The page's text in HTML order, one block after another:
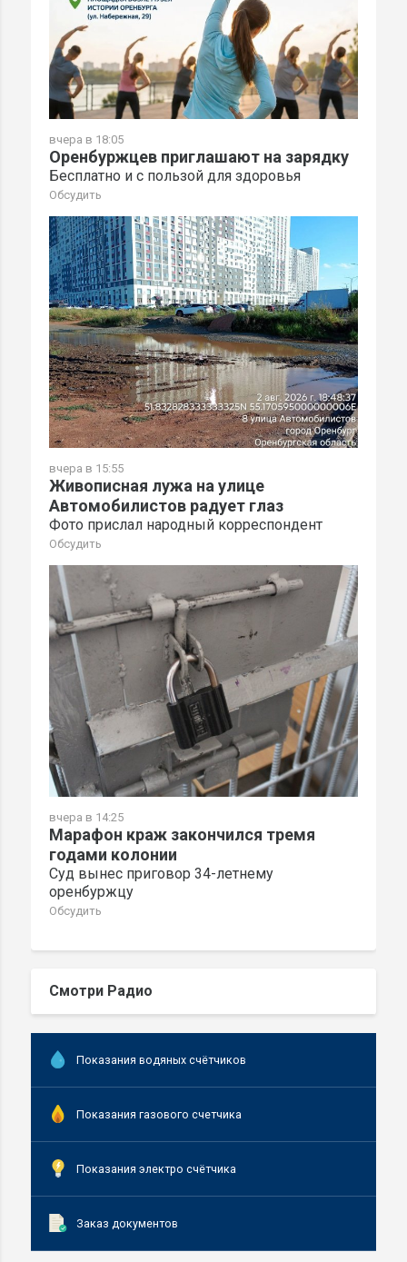
вчера в 18:05
Оренбуржцев приглашают на зарядку
Бесплатно и с пользой для здоровья
Обсудить
вчера в 15:55
Живописная лужа на улице
Автомобилистов радует глаз
Фото прислал народный корреспондент
Обсудить
вчера в 14:25
Марафон краж закончился тремя
годами колонии
Суд вынес приговор 34-летнему
оренбуржцу
Обсудить
Смотри Радио
Показания водяных счётчиков
Показания газового счетчика
Показания электро счётчика
Заказ документов